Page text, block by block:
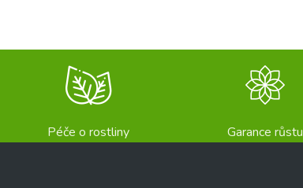
Péče o rostliny Garance růstu